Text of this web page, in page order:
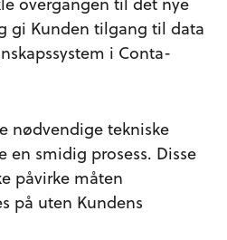
gi Kunden tilgang til data
i Conta-
nødvendige tekniske
en smidig prosess. Disse
påvirke måten
på uten Kundens